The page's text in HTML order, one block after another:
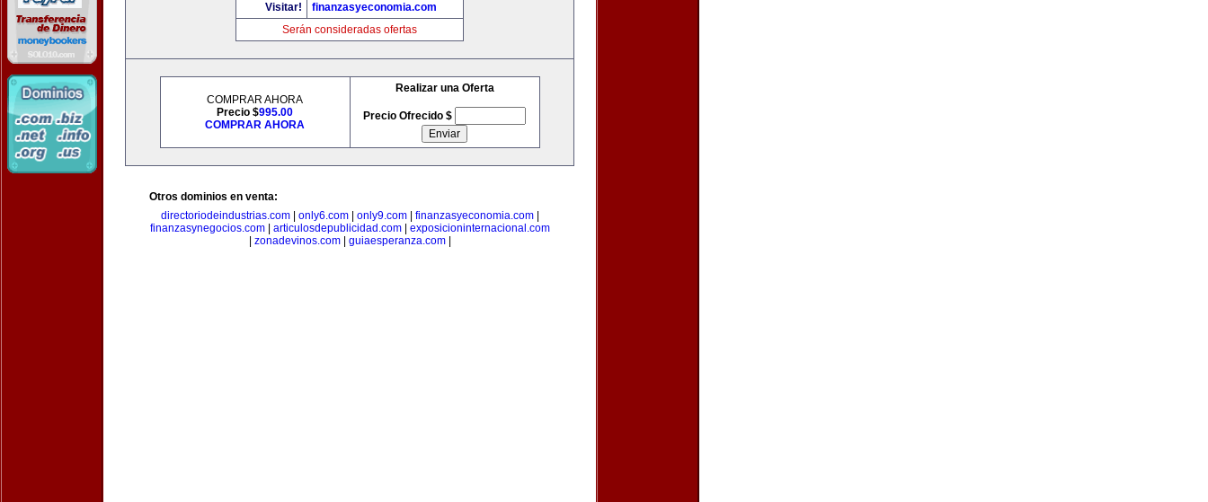
Visitar!
finanzasyeconomia.com
Serán consideradas ofertas
COMPRAR AHORA
Precio $995.00
COMPRAR AHORA
Realizar una Oferta
Precio Ofrecido $
Otros dominios en venta:
directoriodeindustrias.com| only6.com| only9.com| finanzasyeconomia.com|
finanzasynegocios.com| articulosdepublicidad.com| exposicioninternacional.com
zonadevinos.com| guiaesperanza.com|